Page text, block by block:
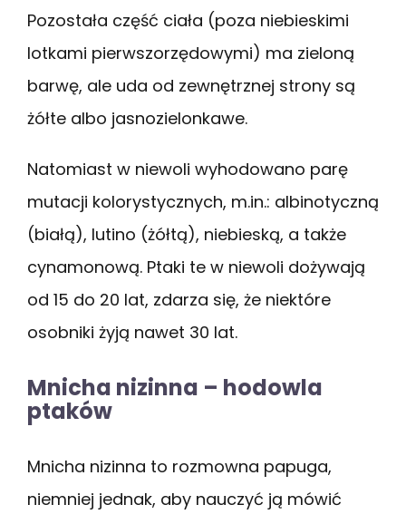
Pozostała część ciała (poza niebieskimi
lotkami pierwszorzędowymi) ma zieloną
barwę, ale uda od zewnętrznej strony są
żółte albo jasnozielonkawe.
Natomiast w niewoli wyhodowano parę
mutacji kolorystycznych, m.in.: albinotyczną
(białą), lutino (żółtą), niebieską, a także
cynamonową. Ptaki te w niewoli dożywają
od 15 do 20 lat, zdarza się, że niektóre
osobniki żyją nawet 30 lat.
Mnicha nizinna – hodowla
ptaków
Mnicha nizinna to rozmowna papuga,
niemniej jednak, aby nauczyć ją mówić